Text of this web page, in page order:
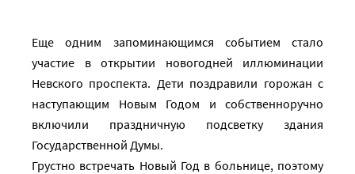
Еще одним запоминающимся событием стало
участие в открытии новогодней иллюминации
Невского проспекта. Дети поздравили горожан с
наступающим Новым Годом и собственноручно
включили праздничную подсветку здания
Государственной Думы.
Грустно встречать Новый Год в больнице, поэтому